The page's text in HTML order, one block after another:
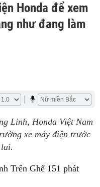
Honda để xem
như đang làm
Linh, Honda Việt Nam
xe máy điện trước
Trên Ghế 151 phát